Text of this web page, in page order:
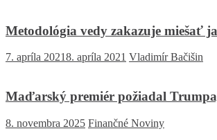
Metodológia vedy zakazuje miešať
7. apríla 20218. apríla 2021 Vladimír Bačišin
Maďarský premiér požiadal
8. novembra 2025 Finančné Noviny